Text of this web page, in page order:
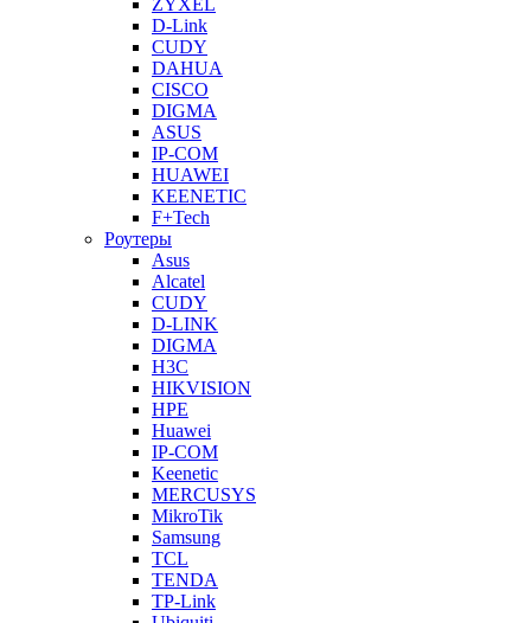
ZYXEL
D-Link
CUDY
DAHUA
CISCO
DIGMA
ASUS
IP-COM
HUAWEI
KEENETIC
F+Tech
Роутеры
Asus
Alcatel
CUDY
D-LINK
DIGMA
H3C
HIKVISION
HPE
Huawei
IP-COM
Keenetic
MERCUSYS
MikroTik
Samsung
TCL
TENDA
TP-Link